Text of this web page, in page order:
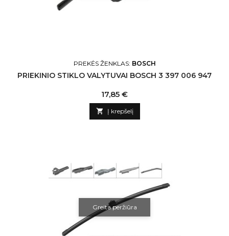
PREKĖS ŽENKLAS: BOSCH
PRIEKINIO STIKLO VALYTUVAI BOSCH 3 397 006 947
Kaina
17,85 €
 Į krepšelį
Greita peržiūra